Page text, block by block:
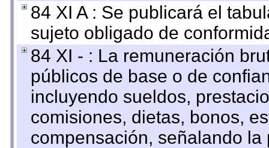
84 XI A : Se publicará el
sujeto obligado de
84 XI - : La remuneración
públicos de base o de
incluyendo sueldos,
comisiones, dietas, bonos,
compensación, señalando